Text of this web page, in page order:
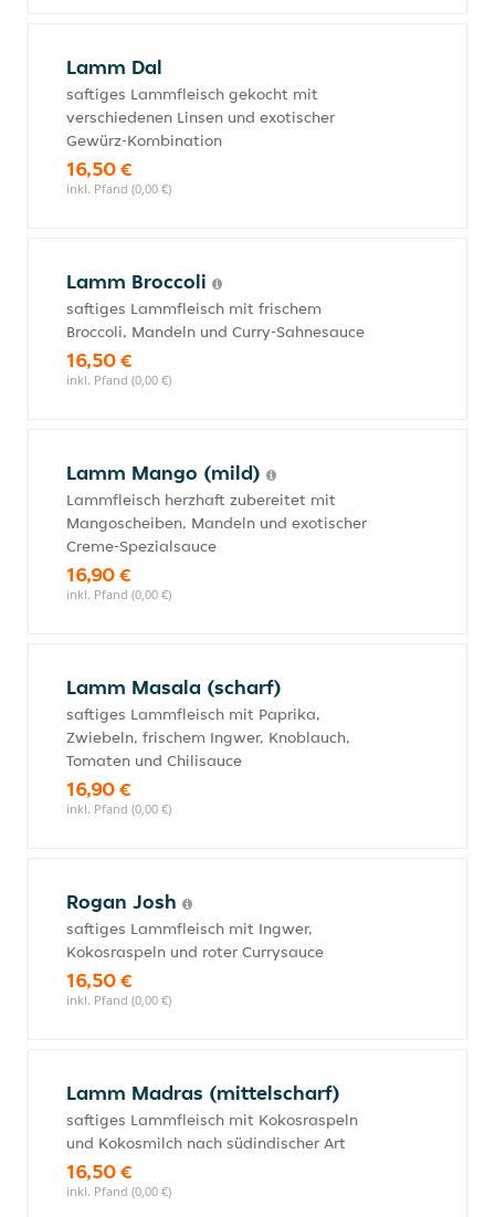
Lamm Dal
saftiges Lammfleisch gekocht mit
verschiedenen Linsen und exotischer
Gewürz-Kombination
16,50 €
inkl. Pfand (0,00 €)
Lamm Broccoli
saftiges Lammfleisch mit frischem
Broccoli, Mandeln und Curry-Sahnesauce
16,50 €
inkl. Pfand (0,00 €)
Lamm Mango (mild)
Lammfleisch herzhaft zubereitet mit
Mangoscheiben, Mandeln und exotischer
Creme-Spezialsauce
16,90 €
inkl. Pfand (0,00 €)
Lamm Masala (scharf)
saftiges Lammfleisch mit Paprika,
Zwiebeln, frischem Ingwer, Knoblauch,
Tomaten und Chilisauce
16,90 €
inkl. Pfand (0,00 €)
Rogan Josh
saftiges Lammfleisch mit Ingwer,
Kokosraspeln und roter Currysauce
16,50 €
inkl. Pfand (0,00 €)
Lamm Madras (mittelscharf)
saftiges Lammfleisch mit Kokosraspeln
und Kokosmilch nach südindischer Art
16,50 €
inkl. Pfand (0,00 €)